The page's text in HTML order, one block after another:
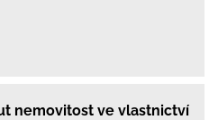
nemovitost ve vlastnictví